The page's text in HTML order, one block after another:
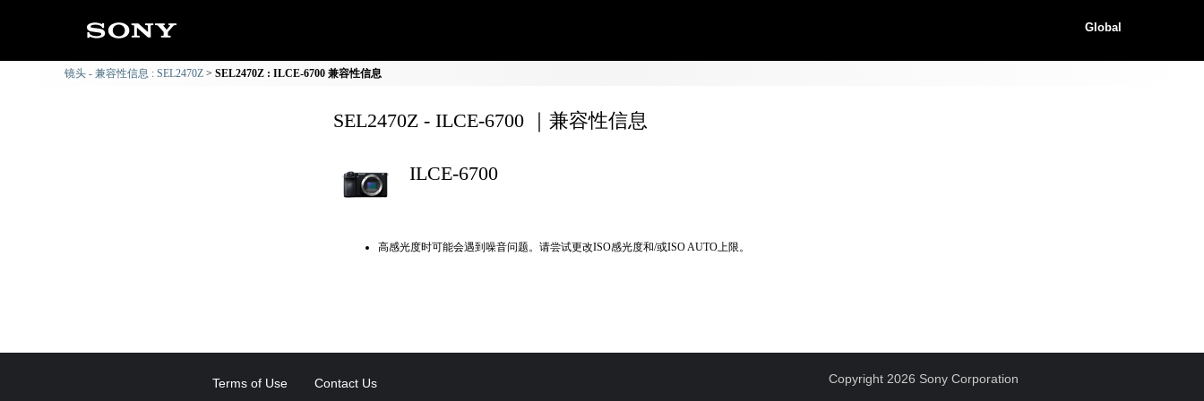
Global
镜头 - 兼容性信息 : SEL2470Z SEL2470Z : ILCE-6700 兼容性信息
SEL2470Z - ILCE-6700 ｜兼容性信息
ILCE-6700
高感光度时可能会遇到噪音问题。请尝试更改ISO感光度和/或ISO AUTO上限。
Terms of Use Contact Us Copyright 2026 Sony Corporation